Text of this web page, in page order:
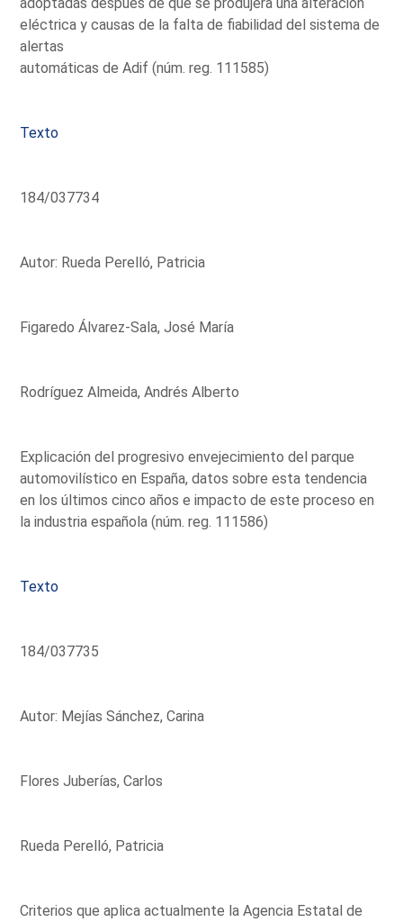
eléctrica y causas de la falta de fiabilidad del sistema de
alertas
automáticas de Adif (núm. reg. 111585)
Texto
184/037734
Autor: Rueda Perelló, Patricia
Figaredo Álvarez-Sala, José María
Rodríguez Almeida, Andrés Alberto
Explicación del progresivo envejecimiento del parque
automovilístico en España, datos sobre esta tendencia
en los últimos cinco años e impacto de este proceso en
la industria española (núm. reg. 111586)
Texto
184/037735
Autor: Mejías Sánchez, Carina
Flores Juberías, Carlos
Rueda Perelló, Patricia
Criterios que aplica actualmente la Agencia Estatal de